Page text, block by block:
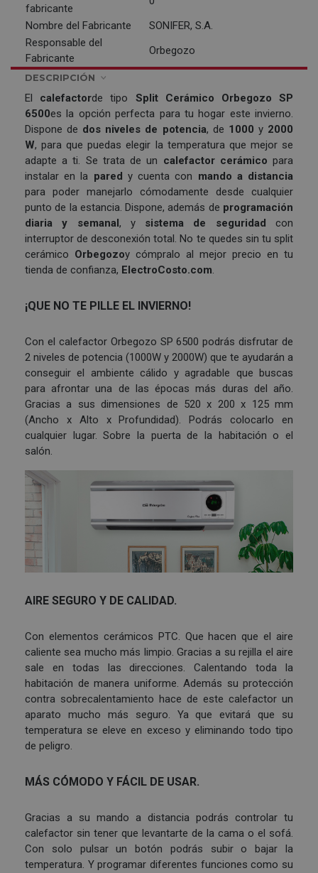
fabricante
Nombre del Fabricante
SONIFER, S.A.
Responsable del
Fabricante
Orbegozo
DESCRIPCIÓN
El calefactorde tipo Split Cerámico Orbegozo SP
6500es la opción perfecta para tu hogar este invierno.
Dispone de dos niveles de potencia, de 1000 y 2000
W, para que puedas elegir la temperatura que mejor se
adapte a ti. Se trata de un calefactor cerámico para
instalar en la pared y cuenta con mando a distancia
para poder manejarlo cómodamente desde cualquier
punto de la estancia. Dispone, además de programación
diaria y semanal, y sistema de seguridadcon
interruptor de desconexión total. No te quedes sin tu split
cerámico Orbegozoy cómpralo al mejor precio en tu
tienda de confianza, ElectroCosto.com.
¡QUE NO TE PILLE EL INVIERNO!
Con el calefactor Orbegozo SP 6500 podrás disfrutar de
2 niveles de potencia (1000W y 2000W) que te ayudarán a
conseguir el ambiente cálido y agradable que buscas
para afrontar una de las épocas más duras del año.
Gracias a sus dimensiones de 520 x 200 x 125 mm
(Ancho x Alto x Profundidad). Podrás colocarlo en
cualquier lugar. Sobre la puerta de la habitación o el
salón.
AIRE SEGURO Y DE CALIDAD.
Con elementos cerámicos PTC. Que hacen que el aire
caliente sea mucho más limpio. Gracias a su rejilla el aire
sale en todas las direcciones. Calentando toda la
habitación de manera uniforme. Además su protección
contra sobrecalentamiento hace de este calefactor un
aparato mucho más seguro. Ya que evitará que su
temperatura se eleve en exceso y eliminando todo tipo
de peligro.
MÁS CÓMODO Y FÁCIL DE USAR.
Gracias a su mando a distancia podrás controlar tu
calefactor sin tener que levantarte de la cama o el sofá.
Con solo pulsar un botón podrás subir o bajar la
temperatura. Y programar diferentes funciones como su